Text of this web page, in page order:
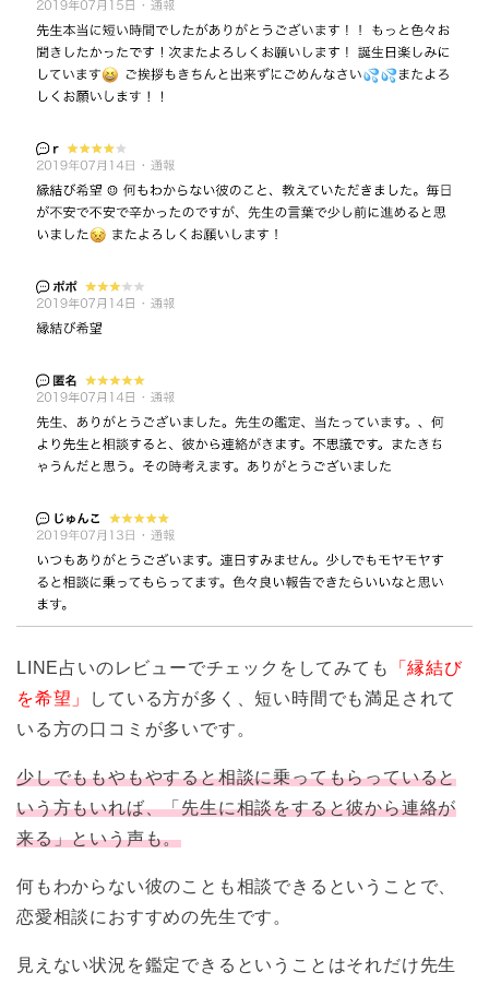
LINE占いのレビューでチェックをしてみても
「縁結び
を希望」
している方が多く、短い時間でも満足されて
いる方の口コミが多いです。
少しでももやもやすると相談に乗ってもらっていると
いう方もいれば、「先生に相談をすると彼から連絡が
来る」という声も。
何もわからない彼のことも相談できるということで、
恋愛相談におすすめの先生です。
見えない状況を鑑定できるということはそれだけ先生